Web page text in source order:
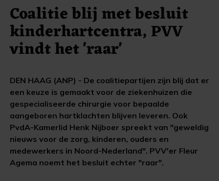
Coalitie blij met besluit
kinderhartcentra, PVV
vindt het 'raar'
DEN HAAG (ANP) - De coalitiepartijen zijn blij dat er
een keuze is gemaakt voor de ziekenhuizen die
gespecialiseerde chirurgie voor bepaalde
aangeboren hartklachten blijven leveren. Ook
PvdA-Kamerlid Henk Nijboer spreekt van "geweldig
nieuws voor de zorg, kinderen, ouders en
medewerkers in Noord-Nederland". PVV'er Fleur
Agema noemt het besluit echter "raar".